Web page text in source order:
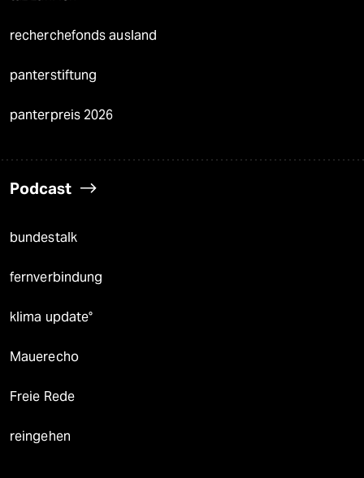
recherchefonds ausland
panterstiftung
panterpreis 2026
Podcast
bundestalk
fernverbindung
klima update°
Mauerecho
Freie Rede
reingehen